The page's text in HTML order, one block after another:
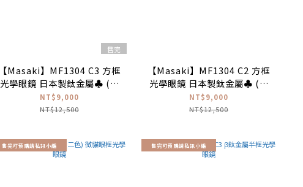
售完
【Masaki】MF1304 C3 方框
光學眼鏡 日本製鈦金屬♣ (霧
黑)
NT$9,000
NT$12,500
【Masaki】MF1304 C2 方框
光學眼鏡 日本製鈦金屬♣ (鐵
灰)
NT$9,000
NT$12,500
售完可預購請私訊小編 售完可預購請私訊小編